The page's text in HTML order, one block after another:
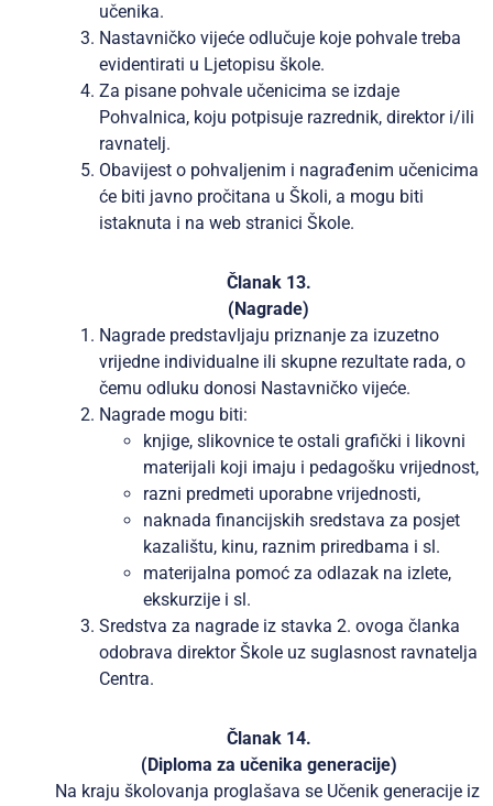
učenika.
Nastavničko vijeće odlučuje koje pohvale treba
evidentirati u Ljetopisu škole.
Za pisane pohvale učenicima se izdaje
Pohvalnica, koju potpisuje razrednik, direktor i/ili
ravnatelj.
Obavijest o pohvaljenim i nagrađenim učenicima
će biti javno pročitana u Školi, a mogu biti
istaknuta i na web stranici Škole.
Članak 13.
(Nagrade)
Nagrade predstavljaju priznanje za izuzetno
vrijedne individualne ili skupne rezultate rada, o
čemu odluku donosi Nastavničko vijeće.
Nagrade mogu biti:
knjige, slikovnice te ostali grafički i likovni
materijali koji imaju i pedagošku vrijednost,
razni predmeti uporabne vrijednosti,
naknada financijskih sredstava za posjet
kazalištu, kinu, raznim priredbama i sl.
materijalna pomoć za odlazak na izlete,
ekskurzije i sl.
Sredstva za nagrade iz stavka 2. ovoga članka
odobrava direktor Škole uz suglasnost ravnatelja
Centra.
Članak 14.
(Diploma za učenika generacije)
Na kraju školovanja proglašava se Učenik generacije iz